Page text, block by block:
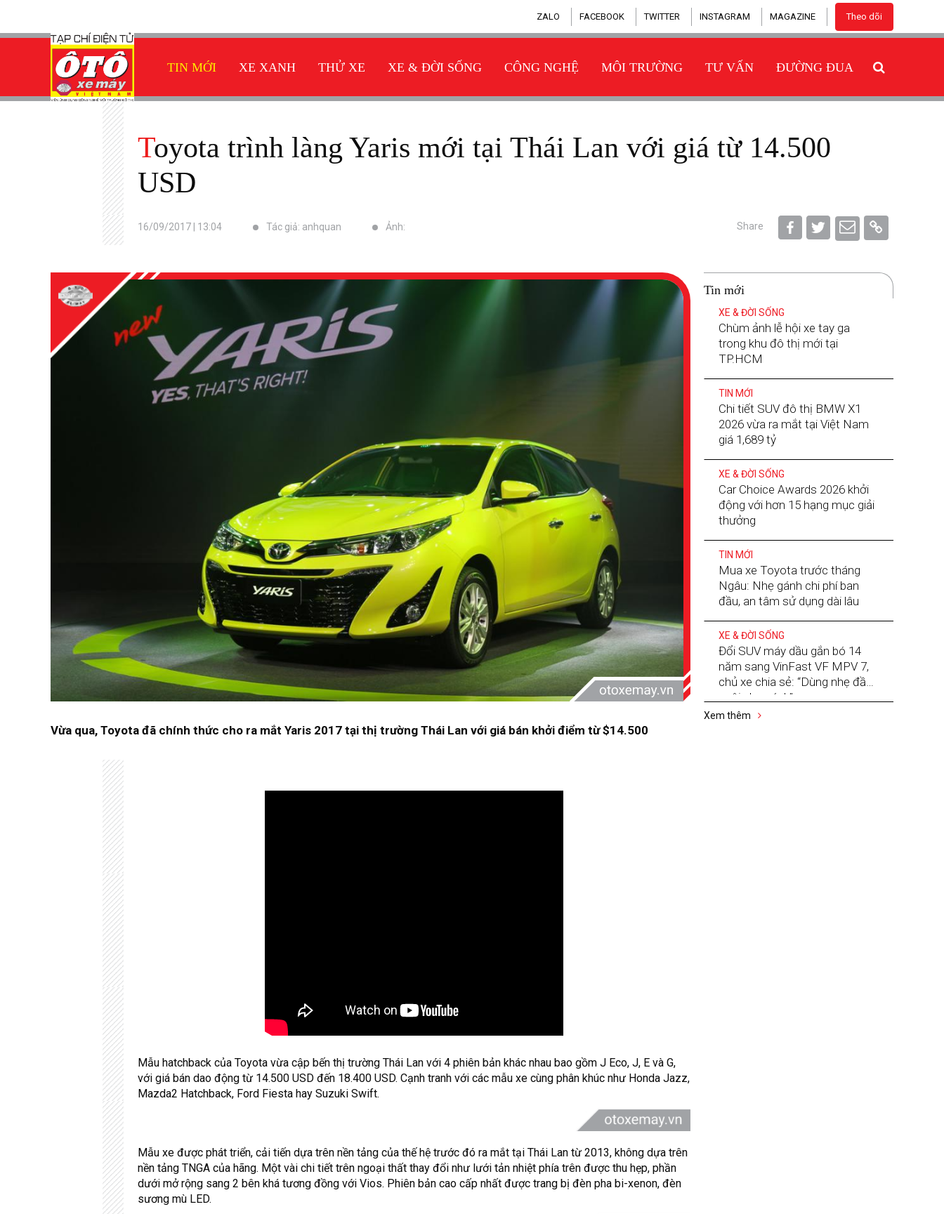
ZALO FACEBOOK TWITTER INSTAGRAM MAGAZINE Theo dõi
TIN MỚI XE XANH THỬ XE XE & ĐỜI SỐNG CÔNG NGHỆ MÔI TRƯỜNG TƯ VẤN ĐƯỜNG ĐUA
Toyota trình làng Yaris mới tại Thái Lan với giá từ 14.500
USD
16/09/2017 | 13:04 Tác giả: anhquan Ảnh: Share
Vừa qua, Toyota đã chính thức cho ra mắt Yaris 2017 tại thị trường Thái Lan với giá bán khởi điểm từ $14.500
Mẫu hatchback của Toyota vừa cập bến thị trường Thái Lan với 4 phiên bản khác nhau bao gồm J Eco, J, E và G,
với giá bán dao động từ 14.500 USD đến 18.400 USD. Cạnh tranh với các mẫu xe cùng phân khúc như Honda Jazz,
Mazda2 Hatchback, Ford Fiesta hay Suzuki Swift.
Mẫu xe được phát triển, cải tiến dựa trên nền tảng của thế hệ trước đó ra mắt tại Thái Lan từ 2013, không dựa trên
nền tảng TNGA của hãng. Một vài chi tiết trên ngoại thất thay đổi như lưới tản nhiệt phía trên được thu hẹp, phần
dưới mở rộng sang 2 bên khá tương đồng với Vios. Phiên bản cao cấp nhất được trang bị đèn pha bi-xenon, đèn
sương mù LED.
Tin mới
XE & ĐỜI SỐNG
Chùm ảnh lễ hội xe tay ga
trong khu đô thị mới tại
TP.HCM
TIN MỚI
Chi tiết SUV đô thị BMW X1
2026 vừa ra mắt tại Việt Nam
giá 1,689 tỷ
XE & ĐỜI SỐNG
Car Choice Awards 2026 khởi
động với hơn 15 hạng mục giải
thưởng
TIN MỚI
Mua xe Toyota trước tháng
Ngâu: Nhẹ gánh chi phí ban
đầu, an tâm sử dụng dài lâu
XE & ĐỜI SỐNG
Đổi SUV máy dầu gắn bó 14
năm sang VinFast VF MPV 7,
chủ xe chia sẻ: “Dùng nhẹ đầu,
nuôi nhẹ gánh”
Xem thêm